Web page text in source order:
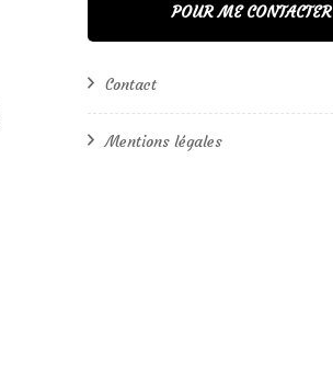
POUR ME CONTACTER
Contact
Mentions légales